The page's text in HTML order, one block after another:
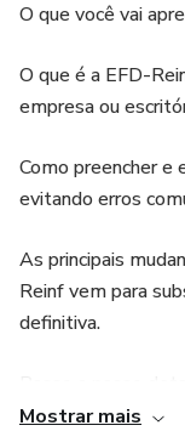
O que você vai
O que é a EFD-
empresa ou
Como preencher e
evitando erros
As principais
Reinf vem para
definitiva.
declaração e como
Mostrar mais